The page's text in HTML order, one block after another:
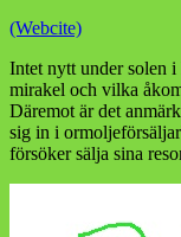
(Webcite)
Intet nytt under solen i
mirakel och vilka
Däremot är det
sig in i
försöker sälja sina